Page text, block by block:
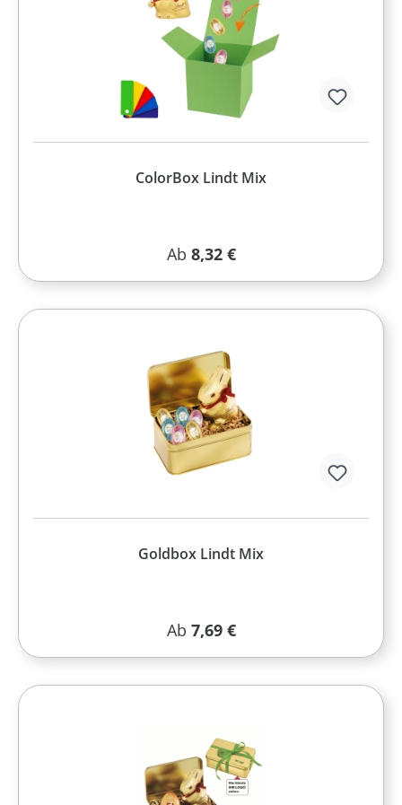
ColorBox Lindt Mix
Regulärer Preis:
Ab 8,32 €
Goldbox Lindt Mix
Regulärer Preis:
Ab 7,69 €